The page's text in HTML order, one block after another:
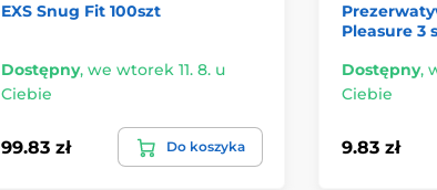
EXS Snug Fit 100szt
Dostępny, we wtorek 11. 8. u
Ciebie
99.83 zł Do koszyka
Pleasure 3
Dostępny,
Ciebie
9.83 zł